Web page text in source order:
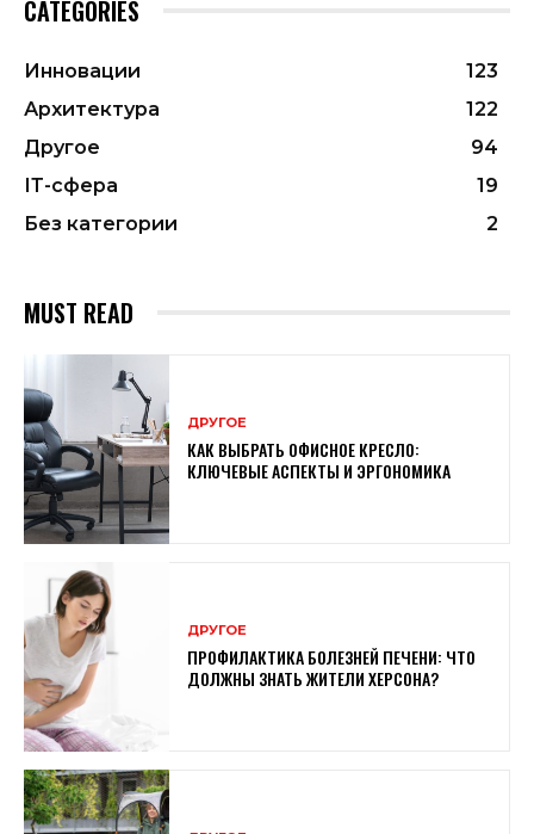
CATEGORIES
Инновации
123
Архитектура
122
Другое
94
ІТ-сфера
19
Без категории
2
MUST READ
ДРУГОЕ
КАК ВЫБРАТЬ ОФИСНОЕ КРЕСЛО:
КЛЮЧЕВЫЕ АСПЕКТЫ И ЭРГОНОМИКА
ДРУГОЕ
ПРОФИЛАКТИКА БОЛЕЗНЕЙ ПЕЧЕНИ: ЧТО
ДОЛЖНЫ ЗНАТЬ ЖИТЕЛИ ХЕРСОНА?